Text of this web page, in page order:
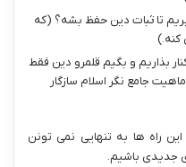
تا ثبات دین حفظ بشه؟ (که
کنه.)
بذاریم و بگیم قلمرو دین فقط
جامع نگر اسلام سازگار
راه ها به تنهایی نمی تونن
جدیدی باشیم.